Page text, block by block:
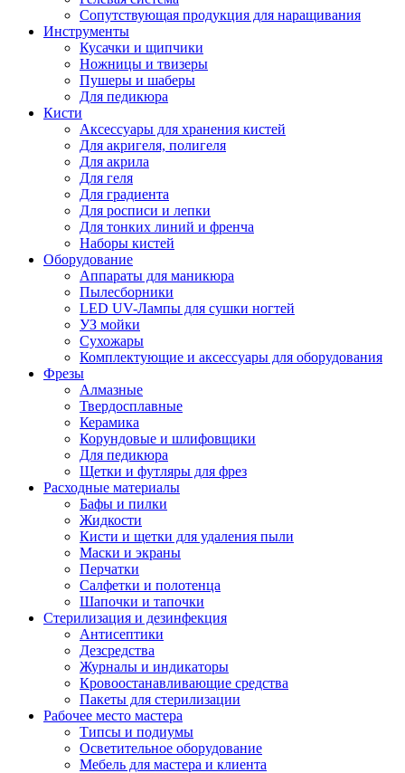
Сопутствующая продукция для наращивания
Инструменты
Кусачки и щипчики
Ножницы и твизеры
Пушеры и шаберы
Для педикюра
Кисти
Аксессуары для хранения кистей
Для акригеля, полигеля
Для акрила
Для геля
Для градиента
Для росписи и лепки
Для тонких линий и френча
Наборы кистей
Оборудование
Аппараты для маникюра
Пылесборники
LED UV-Лампы для сушки ногтей
УЗ мойки
Сухожары
Комплектующие и аксессуары для оборудования
Фрезы
Алмазные
Твердосплавные
Керамика
Корундовые и шлифовщики
Для педикюра
Щетки и футляры для фрез
Расходные материалы
Бафы и пилки
Жидкости
Кисти и щетки для удаления пыли
Маски и экраны
Перчатки
Салфетки и полотенца
Шапочки и тапочки
Стерилизация и дезинфекция
Антисептики
Дезсредства
Журналы и индикаторы
Кровоостанавливающие средства
Пакеты для стерилизации
Рабочее место мастера
Типсы и подиумы
Осветительное оборудование
Мебель для мастера и клиента